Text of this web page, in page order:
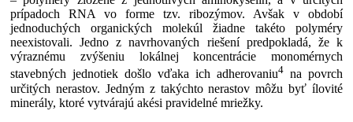
prípadoch RNA vo forme tzv. ribozýmov. Avšak v období
jednoduchých organických molekúl žiadne takéto polyméry
neexistovali. Jedno z navrhovaných riešení predpokladá, že k
výraznému zvýšeniu lokálnej koncentrácie monomérnych
stavebných jednotiek došlo vďaka ich adherovaniu4 na povrch
určitých nerastov. Jedným z takýchto nerastov môžu byť ílovité
minerály, ktoré vytvárajú akési pravidelné mriežky.